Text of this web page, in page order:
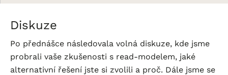
Diskuze
Po přednášce následovala volná diskuze, kde jsme
probrali vaše zkušenosti s read-modelem, jaké
alternativní řešení jste si zvolili a proč. Dále jsme se